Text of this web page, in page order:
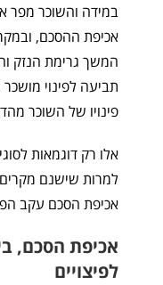
במידה והשוכר מפר
אכיפת ההסכם,
המשך גרימת הנזק
תביעה לפינוי
פינויו של השוכר
אלו רק דוגמאות
למרות שישנם מקרים
אכיפת הסכם עקב
אכיפת הסכם,
לפיצויים